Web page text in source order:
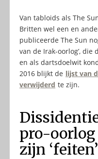
Van tabloids als The
Britten wel een en
publiceerde The Sun
van de Irak-oorlog’,
en als dartsdoelwit
2016 blijkt de lijst van
verwijderd te zijn.
Dissidentie
pro-
zijn ‘feiten’